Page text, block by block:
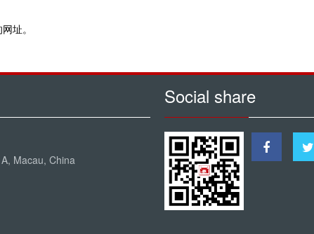
址。
Macau, China
Social share